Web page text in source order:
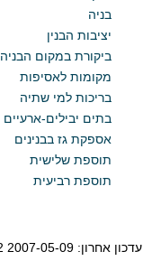
בניה
יציבות הבנין
ביקורת במקום הבניה
מקומות לאסיפות
בריכות למי שתיה
בתים יבילים-ארעיים
אספקת גז בבנינים
תוספת שלישית
תוספת רביעית
עדכון אחרון: 2007-05-09 18:54:02